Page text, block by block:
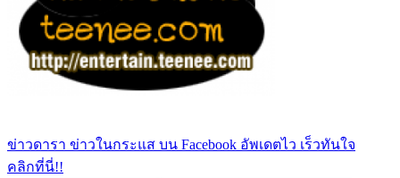
ข่าวดารา ข่าวในกระแส บน Facebook อัพเดตไว เร็วทันใจ
คลิกที่นี่!!